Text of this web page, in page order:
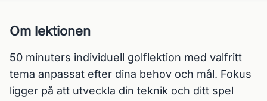
Om lektionen
50 minuters individuell golflektion med valfritt
tema anpassat efter dina behov och mål. Fokus
ligger på att utveckla din teknik och ditt spel